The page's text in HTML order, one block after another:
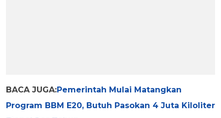
BACA JUGA:Pemerintah Mulai Matangkan
Program BBM E20, Butuh Pasokan 4 Juta Kiloliter